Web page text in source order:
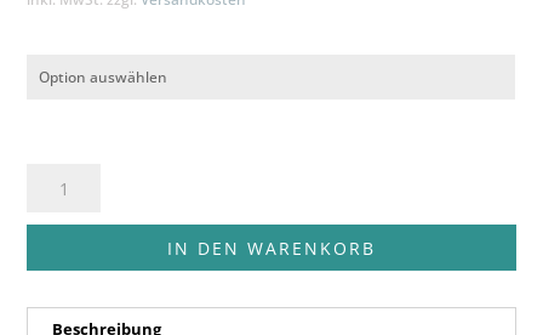
"W.I.C.M.E."
IN DEN WARENKORB
Beschreibung